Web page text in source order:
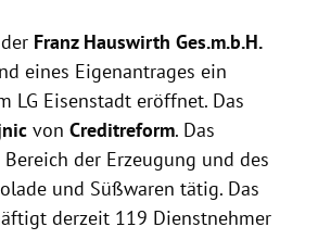
Franz Hauswirth Ges.m.b.H.
eines Eigenantrages ein
LG Eisenstadt eröffnet. Das
von Creditreform. Das
der Erzeugung und des
und Süßwaren tätig. Das
derzeit 119 Dienstnehmer